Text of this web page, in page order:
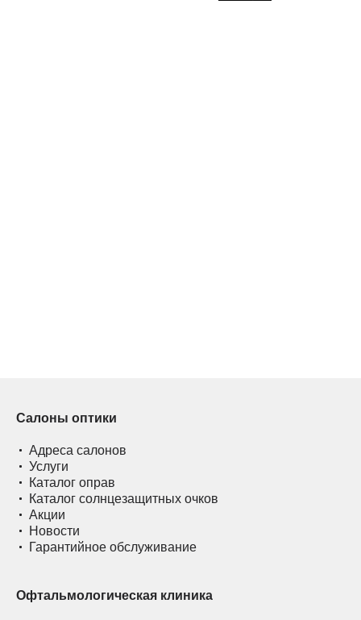
Салоны оптики
Адреса салонов
Услуги
Каталог оправ
Каталог солнцезащитных очков
Акции
Новости
Гарантийное обслуживание
Офтальмологическая клиника